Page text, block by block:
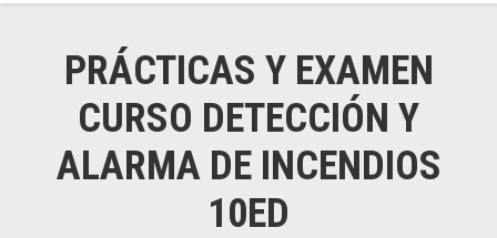
PRÁCTICAS Y EXAMEN
CURSO DETECCIÓN Y
ALARMA DE INCENDIOS
10ED